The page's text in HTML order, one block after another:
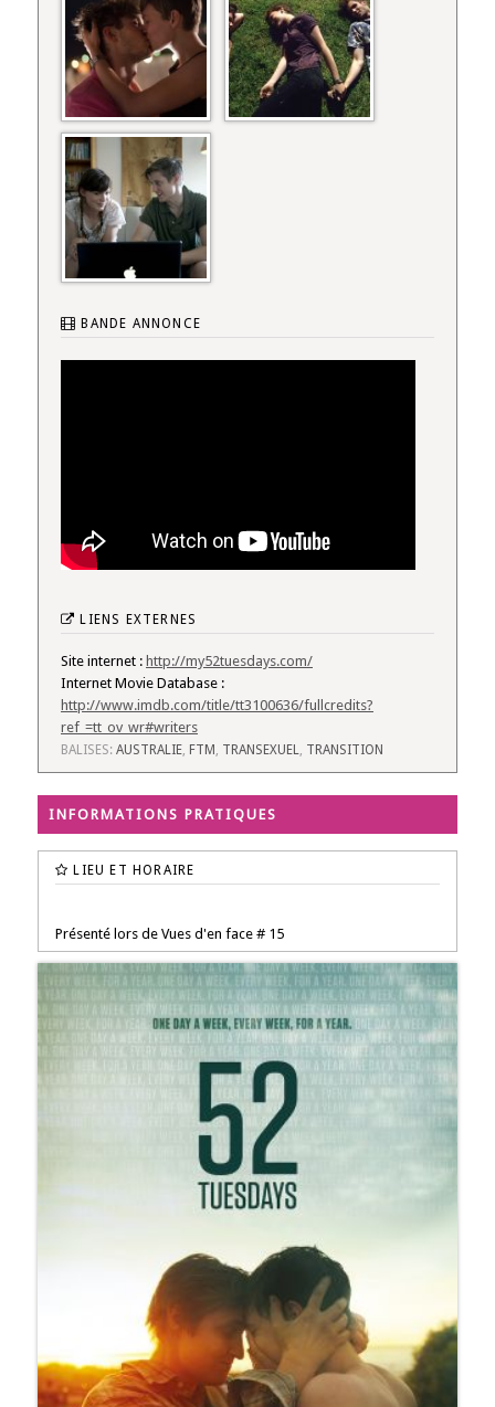
BANDE ANNONCE
LIENS EXTERNES
Site internet : http://my52tuesdays.com/
Internet Movie Database :
http://www.imdb.com/title/tt3100636/fullcredits?
ref_=tt_ov_wr#writers
BALISES: AUSTRALIE, FTM , TRANSEXUEL, TRANSITION
INFORMATIONS PRATIQUES
LIEU ET HORAIRE
Présenté lors de Vues d'en face # 15